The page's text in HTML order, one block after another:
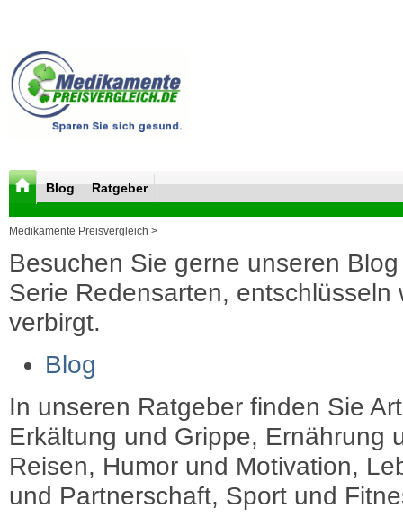
Blog Ratgeber
Medikamente Preisvergleich >
Besuchen Sie gerne unseren
Serie Redensarten, entschlüsseln
verbirgt.
Blog
In unseren Ratgeber finden Sie
Erkältung und Grippe, Ernährung
Reisen, Humor und Motivation,
und Partnerschaft, Sport und